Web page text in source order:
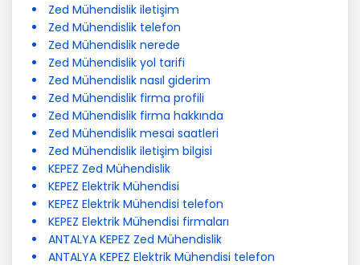
Zed Mühendislik iletişim
Zed Mühendislik telefon
Zed Mühendislik nerede
Zed Mühendislik yol tarifi
Zed Mühendislik nasıl giderim
Zed Mühendislik firma profili
Zed Mühendislik firma hakkında
Zed Mühendislik mesai saatleri
Zed Mühendislik iletişim bilgisi
KEPEZ Zed Mühendislik
KEPEZ Elektrik Mühendisi
KEPEZ Elektrik Mühendisi telefon
KEPEZ Elektrik Mühendisi firmaları
ANTALYA KEPEZ Zed Mühendislik
ANTALYA KEPEZ Elektrik Mühendisi telefon